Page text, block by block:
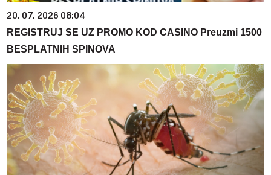
20. 07. 2026 08:04
REGISTRUJ SE UZ PROMO KOD CASINO Preuzmi 1500
BESPLATNIH SPINOVA